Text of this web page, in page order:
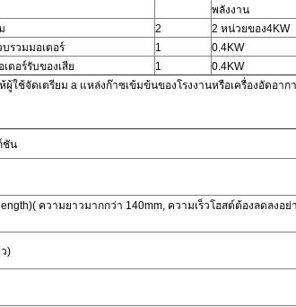
พลังงาน
2 2 หน่วยของ4KW
บรวมมอเตอร์
1 0.4KW
เตอร์รับของเสีย
1 0.4KW
ใช้จัดเตรียม a แหล่งก๊าซเข้มข้นของโรงงานหรือเครื่องอัดอา
ชัน
ความยาวมากกว่า 140mm, ความเร็วโฮสต์ต้องลดลงอย่
)